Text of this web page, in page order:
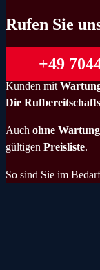
Rufen Sie
+49
Kunden mit
Die
Auch ohne
gültigen Preisliste.
So sind Sie im